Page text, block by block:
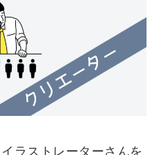
ラストレーターさんを